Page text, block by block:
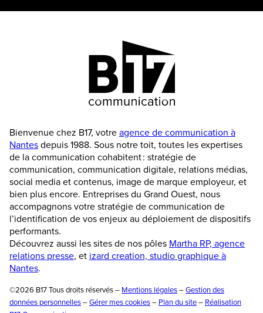
Bienvenue chez B17, votreagence de communication à
Nantesdepuis 1988. Sous notre toit, toutes les expertises
de la communication cohabitent : stratégie de
communication, communication digitale, relations médias,
social media et contenus, image de marque employeur, et
bien plus encore. Entreprises du Grand Ouest, nous
accompagnons votre stratégie de communication de
l’identification de vos enjeux au déploiement de dispositifs
performants.
Découvrez aussi les sites de nos pôles Martha RP, agence
relations presse, et izard creation, studio graphique à
Nantes.
©2026 B17 Tous droits réservés – Mentions légales–Gestion des
données personnelles–Gérer mes cookies– Plan du site– Réalisation